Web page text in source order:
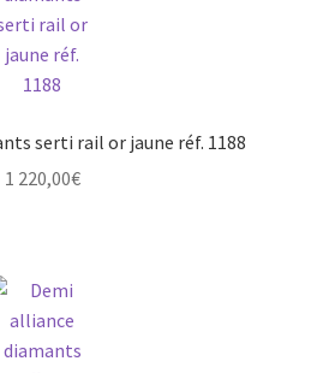
serti rail or jaune réf. 1188
1 220,00€